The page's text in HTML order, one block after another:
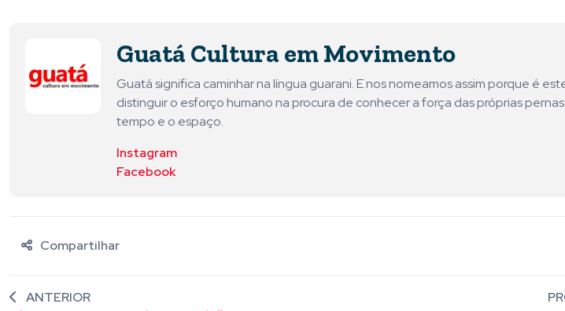
Guatá Cultura em Movimento
Guatá significa caminhar na língua guarani. E nos nomeamos assim porque é
distinguir o esforço humano na procura de conhecer a força das próprias
tempo e o espaço.
Instagram
Facebook
Compartilhar
ANTERIOR